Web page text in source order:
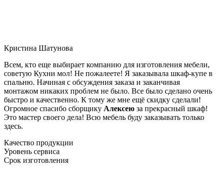
Кристина Шатунова
Всем, кто еще выбирает компанию для изготовления мебели,
советую Кухни мол! Не пожалеете! Я заказывала шкаф-купе в
спальню. Начиная с обсуждения заказа и заканчивая
монтажом никаких проблем не было. Все было сделано очень
быстро и качественно. К тому же мне ещё скидку сделали!
Огромное спасибо сборщику Алексею за прекрасный шкаф!
Это мастер своего дела! Всю мебель буду заказывать только
здесь.
Качество продукции
Уровень сервиса
Срок изготовления